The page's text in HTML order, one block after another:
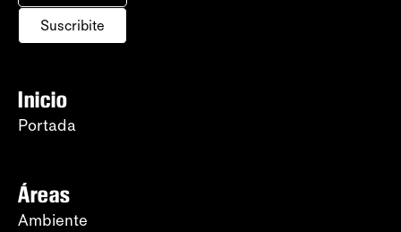
Suscribite
Inicio
Portada
Áreas
Ambiente